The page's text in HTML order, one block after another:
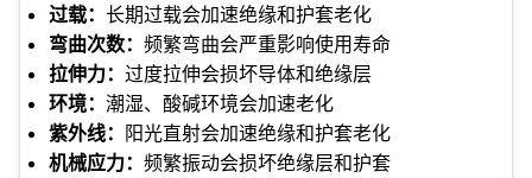
过载： 长期过载会加速绝缘和护套老化
弯曲次数： 频繁弯曲会严重影响使用寿命
拉伸力： 过度拉伸会损坏导体和绝缘层
环境： 潮湿、酸碱环境会加速老化
紫外线： 阳光直射会加速绝缘和护套老化
机械应力： 频繁振动会损坏绝缘层和护套